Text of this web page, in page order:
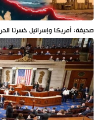
صحيفة: أمريكا وإسرائيل خسرتا